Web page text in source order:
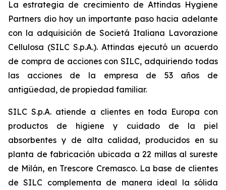
La estrategia de crecimiento de Attindas Hygiene
Partners dio hoy un importante paso hacia adelante
con la adquisición de Societá Italiana Lavorazione
Cellulosa (SILC S.p.A.). Attindas ejecutó un acuerdo
de compra de acciones con SILC, adquiriendo todas
las acciones de la empresa de 53 años de
antigüedad, de propiedad familiar.
SILC S.p.A. atiende a clientes en toda Europa con
productos de higiene y cuidado de la piel
absorbentes y de alta calidad, producidos en su
planta de fabricación ubicada a 22 millas al sureste
de Milán, en Trescore Cremasco. La base de clientes
de SILC complementa de manera ideal la sólida